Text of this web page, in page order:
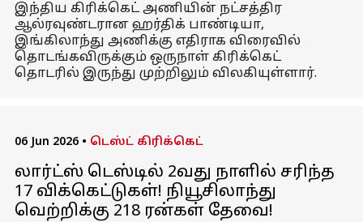
இந்திய கிரிக்கெட் அணியின் நட்சத்திர
ஆல்ரவுண்டரான ஹர்திக் பாண்டியா,
இங்கிலாந்து அணிக்கு எதிராக விரைவில்
தொடங்கவிருக்கும் ஒருநாள் கிரிக்கெட்
தொடரில் இருந்து முற்றிலும் விலகியுள்ளார்.
06 Jun 2026 • டெஸ்ட் கிரிக்கெட்
லார்ட்ஸ் டெஸ்டில் 2வது நாளில் சரிந்த
17 விக்கெட்டுகள்! நியூசிலாந்து
வெற்றிக்கு 218 ரன்கள் தேவை!